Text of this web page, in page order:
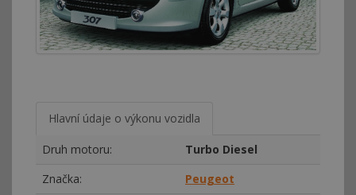
Hlavní údaje o výkonu vozidla
Druh motoru:
Turbo Diesel
Značka:
Peugeot